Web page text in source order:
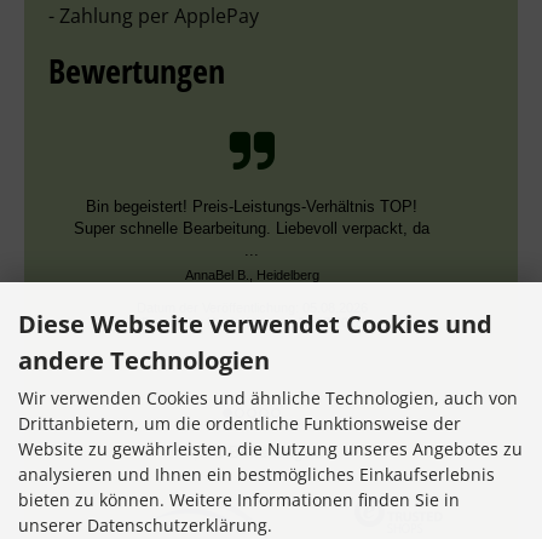
- Zahlung per ApplePay
Bewertungen
Bin begeistert! Preis-Leistungs-Verhältnis TOP!
Super schnelle Bearbeitung. Liebevoll verpackt, da
...
AnnaBel B., Heidelberg
Datum der Kauferfahrung: 16.07.2026
7,355 Bewertungen
Diese Webseite verwendet Cookies und
andere Technologien
Wir verwenden Cookies und ähnliche Technologien, auch von
Drittanbietern, um die ordentliche Funktionsweise der
Website zu gewährleisten, die Nutzung unseres Angebotes zu
analysieren und Ihnen ein bestmögliches Einkaufserlebnis
bieten zu können. Weitere Informationen finden Sie in
unserer Datenschutzerklärung.